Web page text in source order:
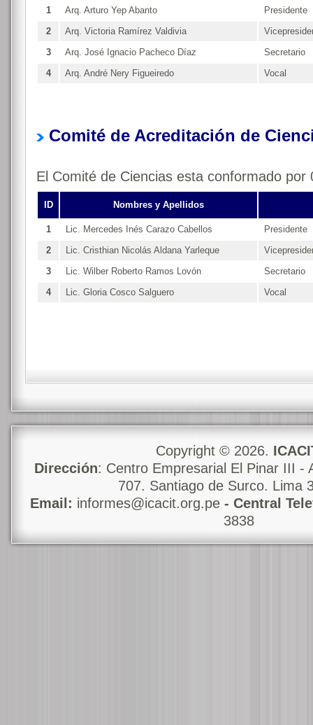
1 Arq. Arturo Yep Abanto
Presidente
2
Arq. Victoria Ramírez Valdivia
3
Arq. José Ignacio Pacheco Díaz
Secretario
4
Arq. André Nery Figueiredo Vocal
Comité de Acreditación de
El Comité de Ciencias esta conformado por
ID Nombres y Apellidos
1 Lic. Mercedes Inés Carazo Cabellos
Presidente
2
Lic. Cristhian Nicolás Aldana Yarleque
3
Lic. Wilber Roberto Ramos Lovón
Secretario
4
Lic. Gloria Cosco Salguero Vocal
Copyright © 2026.
Dirección: Centro Empresarial El Pinar III -
707. Santiago de Surco. Lima
Email: informes@icacit.org.pe - Central
3838